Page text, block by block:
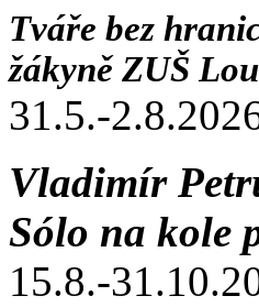
Tváře bez
žákyně ZUŠ
31.5.-
Vladimír
Sólo na kole
15.8.-